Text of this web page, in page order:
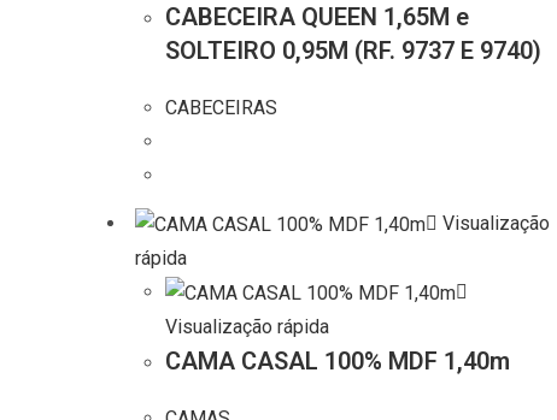
CABECEIRA QUEEN 1,65M e
SOLTEIRO 0,95M (RF. 9737 E 9740)
CABECEIRAS
Visualização
rápida
Visualização rápida
CAMA CASAL 100% MDF 1,40m